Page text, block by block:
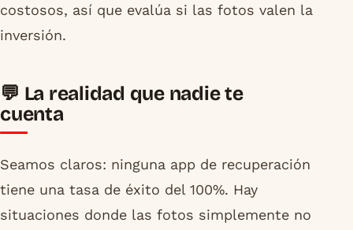
costosos, así que evalúa si las fotos valen la
inversión.
💬 La realidad que nadie te
cuenta
Seamos claros: ninguna app de recuperación
tiene una tasa de éxito del 100%. Hay
situaciones donde las fotos simplemente no